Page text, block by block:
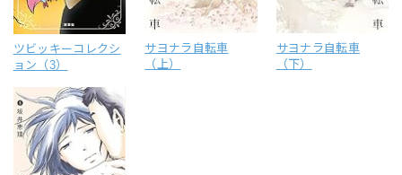
ツビッキーコレクシ
ョン（3）
サヨナラ自転車
（上）
サヨナラ自転車
（下）